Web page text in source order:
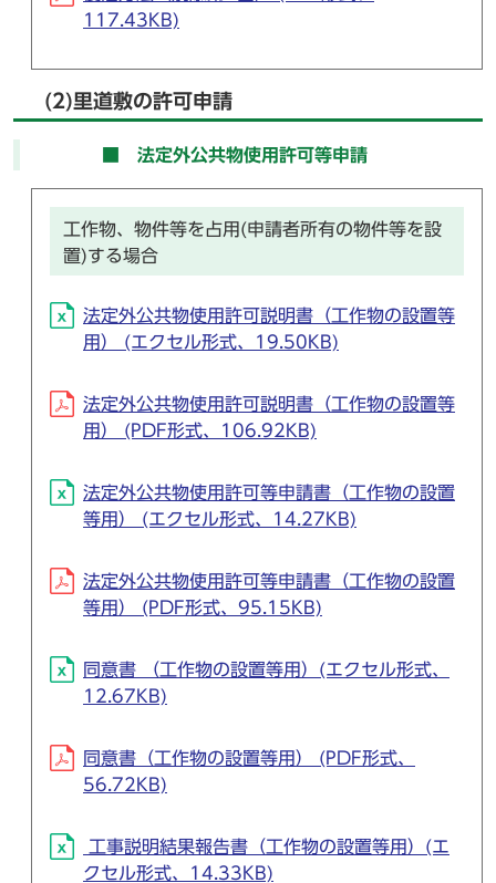
117.43KB)
(2)里道敷の許可申請
■ 法定外公共物使用許可等申請
工作物、物件等を占用(申請者所有の物件等を設
置)する場合
法定外公共物使用許可説明書（工作物の設置等
用） (エクセル形式、19.50KB)
法定外公共物使用許可説明書（工作物の設置等
用） (PDF形式、106.92KB)
法定外公共物使用許可等申請書（工作物の設置
等用） (エクセル形式、14.27KB)
法定外公共物使用許可等申請書（工作物の設置
等用） (PDF形式、95.15KB)
同意書 （工作物の設置等用）(エクセル形式、
12.67KB)
同意書（工作物の設置等用） (PDF形式、
56.72KB)
工事説明結果報告書（工作物の設置等用）(エ
クセル形式、14.33KB)